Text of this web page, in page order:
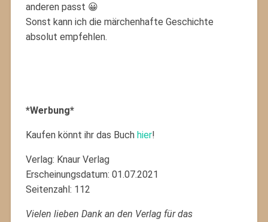
anderen passt 😀
Sonst kann ich die märchenhafte Geschichte
absolut empfehlen.
*Werbung*
Kaufen könnt ihr das Buch hier!
Verlag: Knaur Verlag
Erscheinungsdatum: 01.07.2021
Seitenzahl: 112
Vielen lieben Dank an den Verlag für das